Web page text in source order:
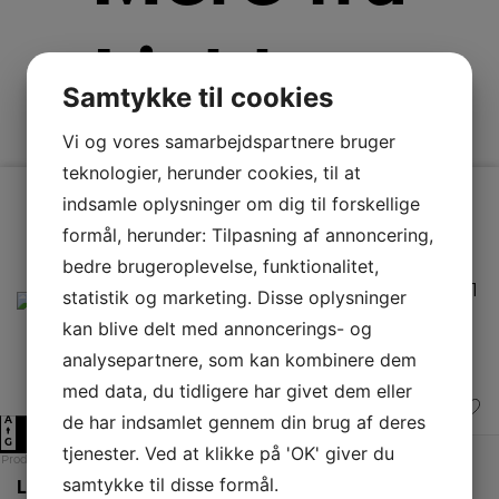
Liebherr
A
↑
G
Produktdatablad
Liebherr Køleskab m/fryseboks RBsfd 5221-22 001
Samtykke til cookies
Vi og vores samarbejdspartnere bruger
teknologier, herunder cookies, til at
indsamle oplysninger om dig til forskellige
formål, herunder: Tilpasning af annoncering,
bedre brugeroplevelse, funktionalitet,
statistik og marketing. Disse oplysninger
kan blive delt med annoncerings- og
analysepartnere, som kan kombinere dem
med data, du tidligere har givet dem eller
de har indsamlet gennem din brug af deres
tjenester. Ved at klikke på 'OK' giver du
samtykke til disse formål.